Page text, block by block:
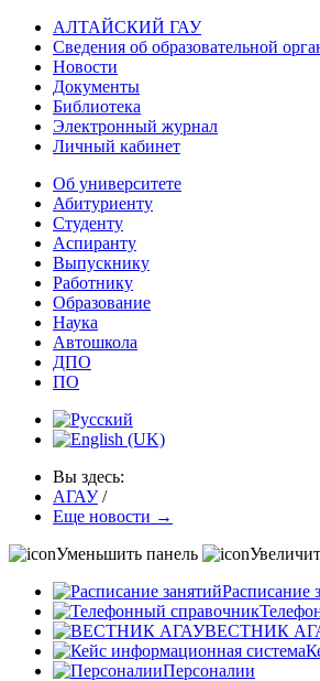
АЛТАЙСКИЙ ГАУ
Сведения об образовательной
Новости
Документы
Библиотека
Электронный журнал
Личный кабинет
Об университете
Абитуриенту
Студенту
Аспиранту
Выпускнику
Работнику
Образование
Наука
Автошкола
ДПО
ПО
Вы здесь:
АГАУ /
Еще новости →
Уменьшить панель
Расписание
ВЕСТНИК
Персоналии